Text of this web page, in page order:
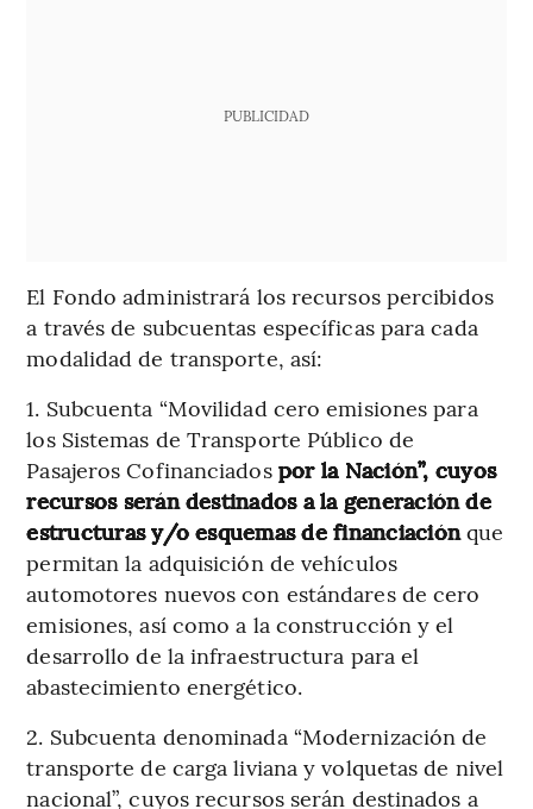
PUBLICIDAD
El Fondo administrará los recursos percibidos
a través de subcuentas específicas para cada
modalidad de transporte, así:
1. Subcuenta “Movilidad cero emisiones para
los Sistemas de Transporte Público de
Pasajeros Cofinanciadospor la Nación”, cuyos
recursos serán destinados a la generación de
estructuras y/o esquemas de financiaciónque
permitan la adquisición de vehículos
automotores nuevos con estándares de cero
emisiones, así como a la construcción y el
desarrollo de la infraestructura para el
abastecimiento energético.
2. Subcuenta denominada “Modernización de
transporte de carga liviana y volquetas de nivel
nacional”, cuyos recursos serán destinados a